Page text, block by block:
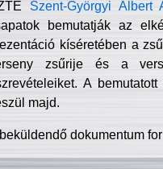
Szent-Györgyi Albert
bemutatják az
kíséretében a
zsűrije és a
A
majd.
beküldendő dokumentum